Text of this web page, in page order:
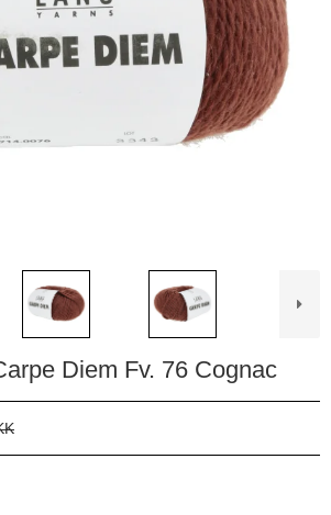
Diem Fv. 76 Cognac